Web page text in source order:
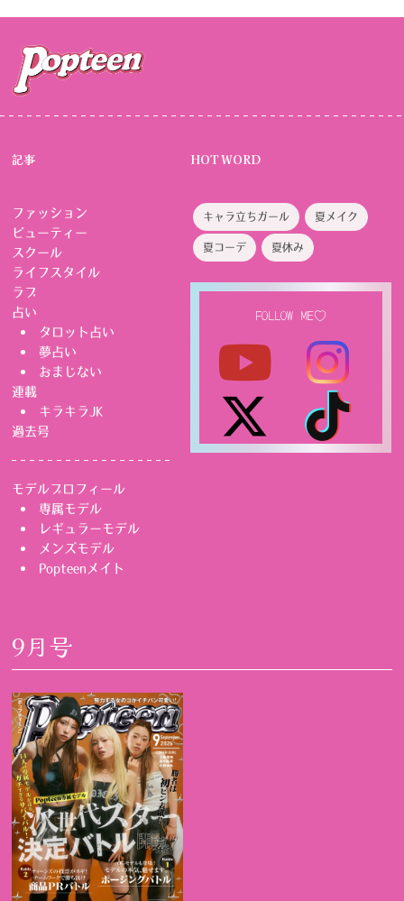
記事
ファッション
ビューティー
スクール
ライフスタイル
ラブ
占い
タロット占い
夢占い
おまじない
連載
キラキラJK
過去号
モデルプロフィール
専属モデル
レギュラーモデル
メンズモデル
Popteenメイト
HOT WORD
キャラ立ちガール 夏メイク
夏コーデ 夏休み
FOLLOW ME♡
9月号